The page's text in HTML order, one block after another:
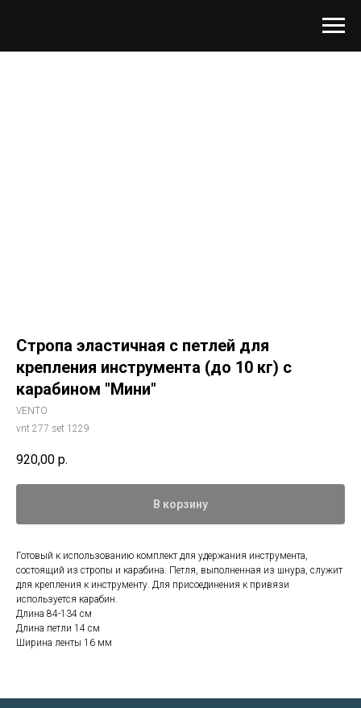
Стропа эластичная с петлей для
крепления инструмента (до 10 кг) с
карабином "Мини"
VENTO
vnt 277 set 1229
920,00 р.
В корзину
Готовый к использованию комплект для удержания инструмента,
состоящий из стропы и карабина. Петля, выполненная из шнура, служит
для крепления к инструменту. Для присоединения к привязи
используется карабин.
Длина 84-134 см
Длина петли 14 см
Ширина ленты 16 мм